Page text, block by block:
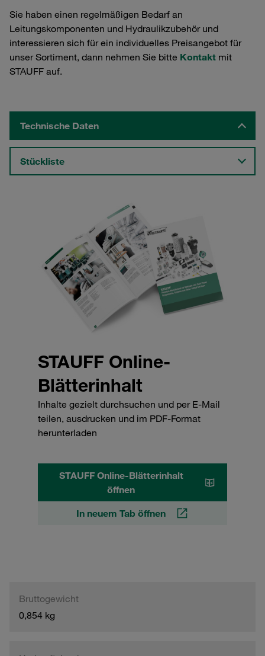
Sie haben einen regelmäßigen Bedarf an
Leitungskomponenten und Hydraulikzubehör und
interessieren sich für ein individuelles Preisangebot für
unser Sortiment, dann nehmen Sie bitte Kontakt mit
STAUFF auf.
Technische Daten
Stückliste
STAUFF Online-
Blätterinhalt
Inhalte gezielt durchsuchen und per E-Mail
teilen, ausdrucken und im PDF-Format
herunterladen
STAUFF Online-Blätterinhalt
öffnen
In neuem Tab öffnen
Bruttogewicht
0,854 kg